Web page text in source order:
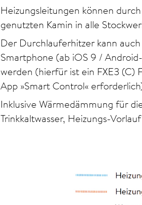
Heizungsleitungen können
genutzten Kamin in alle
Der Durchlauferhitzer kann
Smartphone (ab iOS 9 /
werden (hierfür ist ein FXE3 (C)
App »Smart Control«
Inklusive Wärmedämmung für
Trinkkaltwasser, Heizungs-